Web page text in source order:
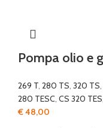
Pompa olio e
269 T, 280 TS, 320 TS,
280 TESC, CS 320 TES,
€48,00